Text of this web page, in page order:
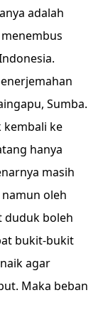
adalah
Sumba.
kembali ke
hanya
masih
oleh
duduk boleh
bukit-bukit
agar
Maka beban